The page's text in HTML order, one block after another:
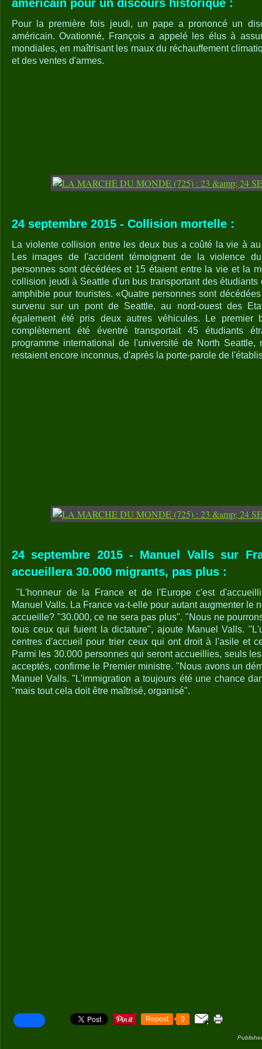
américain pour un discours historique :
Pour la première fois jeudi, un pape a prononcé un
américain. Ovationné, François a appelé les élus à
mondiales, en maîtrisant les maux du réchauffement
et des ventes d'armes.
24 septembre 2015 - Collision mortelle :
La violente collision entre les deux bus a coûté la vie à
Les images de l'accident témoignent de la violence
personnes sont décédées et 15 étaient entre la vie et la
collision jeudi à Seattle d'un bus transportant des
amphibie pour touristes. «Quatre personnes sont
survenu sur un pont de Seattle, au nord-ouest des
également été pris deux autres véhicules. Le
complètement été éventré transportait 45 étudiants
programme international de l'université de North
restaient encore inconnus, d'après la porte-parole de
24 septembre 2015 - Manuel Valls sur
accueillera 30.000 migrants, pas plus :
"L'honneur de la France et de l'Europe c'est
Manuel Valls. La France va-t-elle pour autant augmenter le
accueille? "30.000, ce ne sera pas plus". "Nous ne
tous ceux qui fuient la dictature", ajoute Manuel Valls.
centres d'accueil pour trier ceux qui ont droit à l'asile et
Parmi les 30.000 personnes qui seront accueillies, seuls
acceptés, confirme le Premier ministre. "Nous avons un
Manuel Valls. "L'immigration a toujours été une chance
"mais tout cela doit être maîtrisé, organisé".
Repost 0